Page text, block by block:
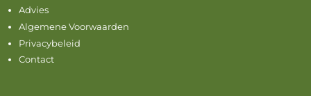
Advies
Algemene Voorwaarden
Privacybeleid
Contact